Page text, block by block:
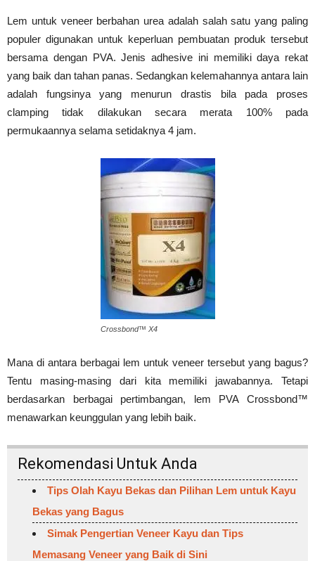
Lem untuk veneer berbahan urea adalah salah satu yang paling
populer digunakan untuk keperluan pembuatan produk tersebut
bersama dengan PVA. Jenis adhesive ini memiliki daya rekat
yang baik dan tahan panas. Sedangkan kelemahannya antara lain
adalah fungsinya yang menurun drastis bila pada proses
clamping tidak dilakukan secara merata 100% pada
permukaannya selama setidaknya 4 jam.
Crossbond™ X4
Mana di antara berbagai lem untuk veneer tersebut yang bagus?
Tentu masing-masing dari kita memiliki jawabannya. Tetapi
berdasarkan berbagai pertimbangan, lem PVA Crossbond™
menawarkan keunggulan yang lebih baik.
Rekomendasi Untuk Anda
Tips Olah Kayu Bekas dan Pilihan Lem untuk Kayu
Bekas yang Bagus
Simak Pengertian Veneer Kayu dan Tips
Memasang Veneer yang Baik di Sini